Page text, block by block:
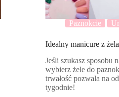
Paznokcie
Idealny manicure z
Jeśli szukasz sposobu
wybierz żele do
trwałość pozwala na
tygodnie!